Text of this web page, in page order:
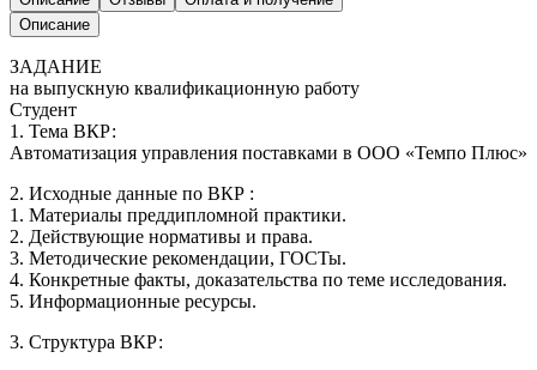
Описание
ЗАДАНИЕ
на выпускную квалификационную работу
Студент
1. Тема ВКР:
Автоматизация управления поставками в ООО «Темпо Плюс»
2. Исходные данные по ВКР :
1. Материалы преддипломной практики.
2. Действующие нормативы и права.
3. Методические рекомендации, ГОСТы.
4. Конкретные факты, доказательства по теме исследования.
5. Информационные ресурсы.
3. Структура ВКР: